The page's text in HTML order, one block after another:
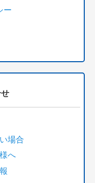
トカード決済
ー
場合
へ